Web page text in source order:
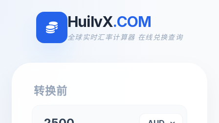
HuilvX.COM
全球实时汇率计算器 在线兑换查询
转换前